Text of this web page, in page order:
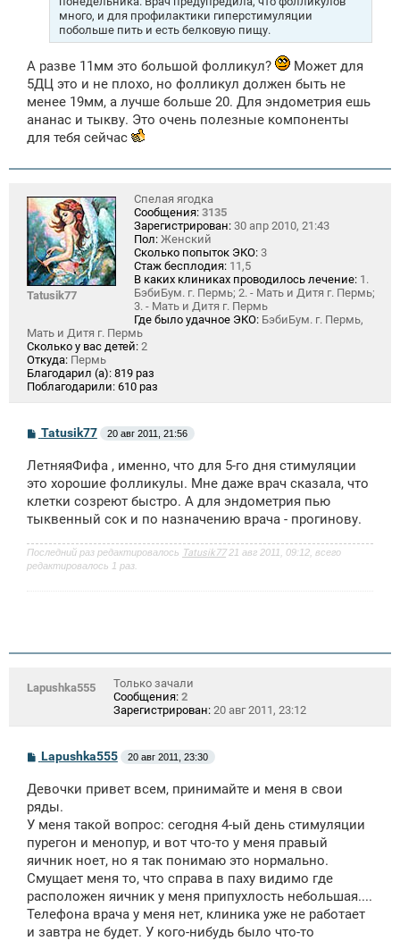
много, и для профилактики гиперстимуляции
побольше пить и есть белковую пищу.
А разве 11мм это большой фолликул?
Может для
5ДЦ это и не плохо, но фолликул должен быть не
менее 19мм, а лучше больше 20. Для эндометрия ешь
ананас и тыкву. Это очень полезные компоненты
для тебя сейчас
Tatusik77
Спелая ягодка
Сообщения: 3135
Зарегистрирован: 30 апр 2010, 21:43
Пол: Женский
Сколько попыток ЭКО: 3
Стаж бесплодия: 11,5
В каких клиниках проводилось лечение: 1.
БэбиБум. г. Пермь; 2. - Мать и Дитя г. Пермь;
3. - Мать и Дитя г. Пермь
Где было удачное ЭКО: БэбиБум. г. Пермь,
Мать и Дитя г. Пермь
Сколько у вас детей: 2
Откуда: Пермь
Благодарил (а): 819 раз
Поблагодарили: 610 раз
С
б
щ
н
и
Tatusik77 20 авг 2011, 21:56
ЛетняяФифа , именно, что для 5-го дня стимуляции
это хорошие фолликулы. Мне даже врач сказала, что
клетки созреют быстро. А для эндометрия пью
тыквенный сок и по назначению врача - прогинову.
Последний раз редактировалось Tatusik7721 авг 2011, 09:12, всего
редактировалось 1 раз.
Lapushka555
Только зачали
Сообщения: 2
Зарегистрирован: 20 авг 2011, 23:12
С
о
б
щ
е
н
и
е
Lapushka555 20 авг 2011, 23:30
Девочки привет всем, принимайте и меня в свои
ряды.
У меня такой вопрос: сегодня 4-ый день стимуляции
пурегон и менопур, и вот что-то у меня правый
яичник ноет, но я так понимаю это нормально.
Смущает меня то, что справа в паху видимо где
расположен яичник у меня припухлость небольшая....
Телефона врача у меня нет, клиника уже не работает
и завтра не будет. У кого-нибудь было что-то